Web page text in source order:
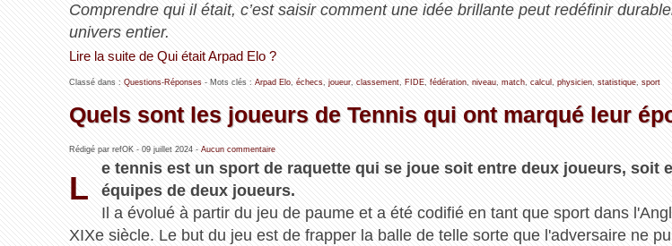
Comprendre qui il était, c’est saisir comment une idée brillante peut redéfinir
univers entier.
Lire la suite de Qui était Arpad Elo ?
Classé dans : Questions-Réponses- Mots clés : Arpad Elo, échecs, joueur, classement, FIDE, fédération, niveau, match, calcul , physicien, statistique, sport
Quels sont les joueurs de Tennis qui ont marqué leur
Rédigé par refOK - 09 juillet 2024- Aucun commentaire
L
e tennis est un sport de raquette qui se joue soit entre deux joueurs, soit
équipes de deux joueurs.
Il a évolué à partir du jeu de paume et a été codifié en tant que sport dans
XIXe siècle. Le but du jeu est de frapper la balle de telle sorte que l'adversaire ne